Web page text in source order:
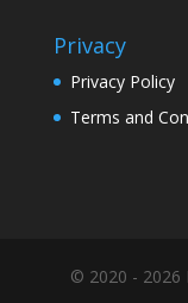
Privacy
Privacy Policy
Terms and
© 2020 - 2026